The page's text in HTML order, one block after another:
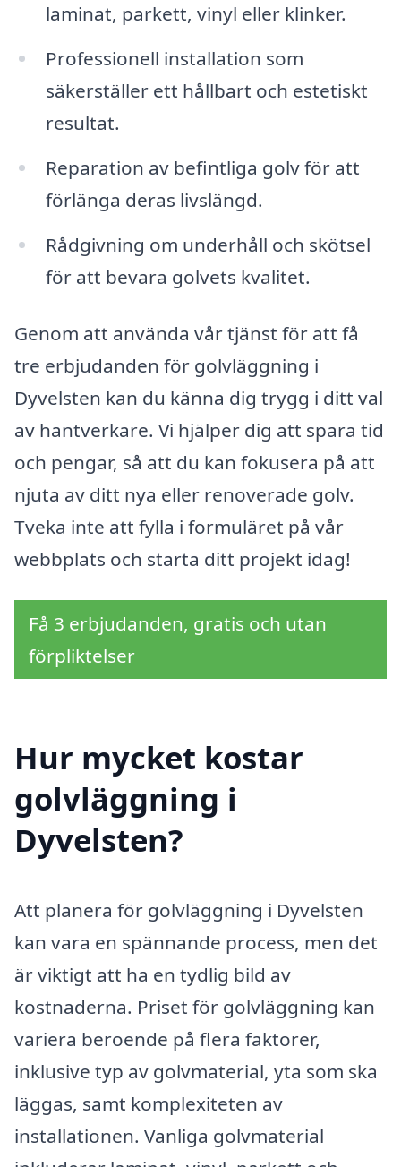
laminat, parkett, vinyl eller klinker.
Professionell installation som
säkerställer ett hållbart och estetiskt
resultat.
Reparation av befintliga golv för att
förlänga deras livslängd.
Rådgivning om underhåll och skötsel
för att bevara golvets kvalitet.
Genom att använda vår tjänst för att få
tre erbjudanden för golvläggning i
Dyvelsten kan du känna dig trygg i ditt val
av hantverkare. Vi hjälper dig att spara tid
och pengar, så att du kan fokusera på att
njuta av ditt nya eller renoverade golv.
Tveka inte att fylla i formuläret på vår
webbplats och starta ditt projekt idag!
Få 3 erbjudanden, gratis och utan
förpliktelser
Hur mycket kostar
golvläggning i
Dyvelsten?
Att planera för golvläggning i Dyvelsten
kan vara en spännande process, men det
är viktigt att ha en tydlig bild av
kostnaderna. Priset för golvläggning kan
variera beroende på flera faktorer,
inklusive typ av golvmaterial, yta som ska
läggas, samt komplexiteten av
installationen. Vanliga golvmaterial